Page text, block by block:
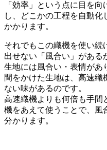
「効率」という点に目を
し、どこかの工程を自動
かかります。
それでもこの織機を使い続
出せない「風合い」がある
生地には風合い・表情があ
間をかけた生地は、高速
ない味があるのです。
高速織機よりも何倍も手間
機をあえて使うことで、風
分かります。